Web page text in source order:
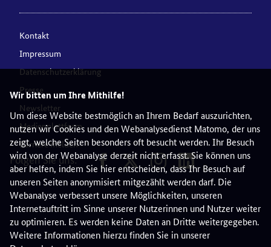
Wir bitten um Ihre Mithilfe!
Um diese Website bestmöglich an Ihrem Bedarf auszurichten,
nutzen wir Cookies und den Webanalysedienst Matomo, der uns
zeigt, welche Seiten besonders oft besucht werden. Ihr Besuch
wird von der Webanalyse derzeit nicht erfasst. Sie können uns
aber helfen, indem Sie hier entscheiden, dass Ihr Besuch auf
unseren Seiten anonymisiert mitgezählt werden darf. Die
Webanalyse verbessert unsere Möglichkeiten, unseren
Internetauftritt im Sinne unserer Nutzerinnen und Nutzer weiter
zu optimieren. Es werden keine Daten an Dritte weitergegeben.
Weitere Informationen hierzu finden Sie in unserer
Kontakt
Impressum
Datenschutzerklärung
Presse
Newsletter
Medienplattform
Barriere melden
Folgen Sie uns: